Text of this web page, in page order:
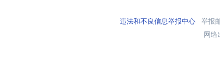
违法和不良信息举报中心举报
网